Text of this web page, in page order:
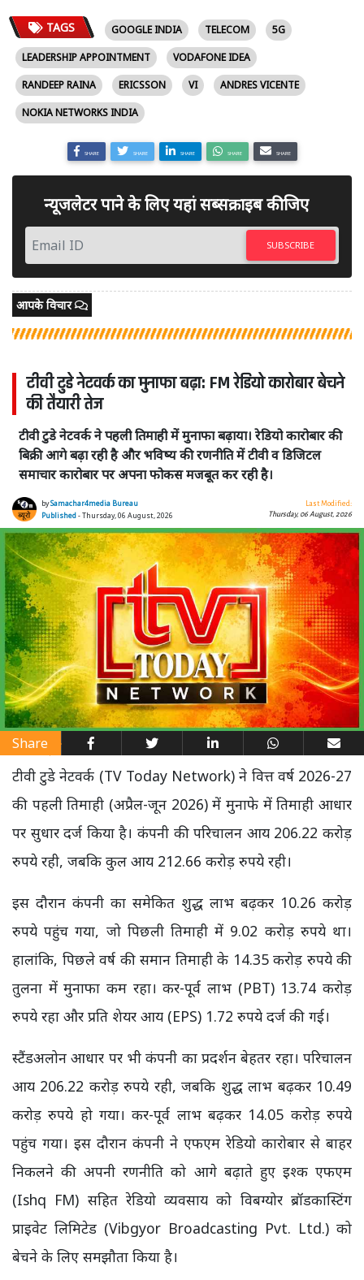
TAGS GOOGLE INDIA TELECOM
5G
LEADERSHIP APPOINTMENT
VODAFONE IDEA
RANDEEP RAINA
ERICSSON VI
ANDRES VICENTE
NOKIA NETWORKS INDIA
SHARE SHARE SHARE SHARE SHARE
न्यूजलेटर पाने के लिए यहां सब्सक्राइब कीजिए
SUBSCRIBE
आपके विचार
टीवी टुडे नेटवर्क का मुनाफा बढ़ा: FM रेडियो कारोबार बेचने
की तैयारी तेज
टीवी टुडे नेटवर्क ने पहली तिमाही में मुनाफा बढ़ाया। रेडियो कारोबार की
बिक्री आगे बढ़ा रही है और भविष्य की रणनीति में टीवी व डिजिटल
समाचार कारोबार पर अपना फोकस मजबूत कर रही है।
bySamachar4media Bureau
Published- Thursday, 06 August, 2026
Last Modified:
Thursday, 06 August, 2026
Share
टीवी टुडे नेटवर्क (TV Today Network) ने वित्त वर्ष 2026-27
की पहली तिमाही (अप्रैल-जून 2026) में मुनाफे में तिमाही आधार
पर सुधार दर्ज किया है। कंपनी की परिचालन आय 206.22 करोड़
रुपये रही, जबकि कुल आय 212.66 करोड़ रुपये रही।
इस दौरान कंपनी का समेकित शुद्ध लाभ बढ़कर 10.26 करोड़
रुपये पहुंच गया, जो पिछली तिमाही में 9.02 करोड़ रुपये था।
हालांकि, पिछले वर्ष की समान तिमाही के 14.35 करोड़ रुपये की
तुलना में मुनाफा कम रहा। कर-पूर्व लाभ (PBT) 13.74 करोड़
रुपये रहा और प्रति शेयर आय (EPS) 1.72 रुपये दर्ज की गई।
स्टैंडअलोन आधार पर भी कंपनी का प्रदर्शन बेहतर रहा। परिचालन
आय 206.22 करोड़ रुपये रही, जबकि शुद्ध लाभ बढ़कर 10.49
करोड़ रुपये हो गया। कर-पूर्व लाभ बढ़कर 14.05 करोड़ रुपये
पहुंच गया। इस दौरान कंपनी ने एफएम रेडियो कारोबार से बाहर
निकलने की अपनी रणनीति को आगे बढ़ाते हुए इश्क एफएम
(Ishq FM) सहित रेडियो व्यवसाय को विबग्योर ब्रॉडकास्टिंग
प्राइवेट लिमिटेड (Vibgyor Broadcasting Pvt. Ltd.) को
बेचने के लिए समझौता किया है।